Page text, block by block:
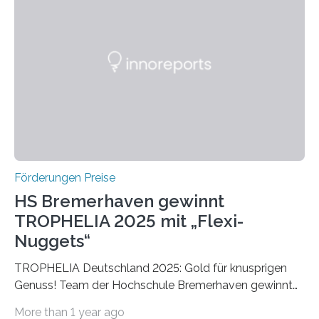
Foundation, des BIAL Award in Biomedicine ist in
Förderungen Preise
HS Bremerhaven gewinnt
TROPHELIA 2025 mit „Flexi-
Nuggets“
TROPHELIA Deutschland 2025: Gold für knusprigen
Genuss! Team der Hochschule Bremerhaven gewinnt
More than 1 year ago